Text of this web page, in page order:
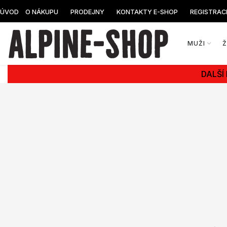
ÚVOD O NÁKUPU PRODEJNY KONTAKTY E-SHOP
MUŽI
DALŠÍ